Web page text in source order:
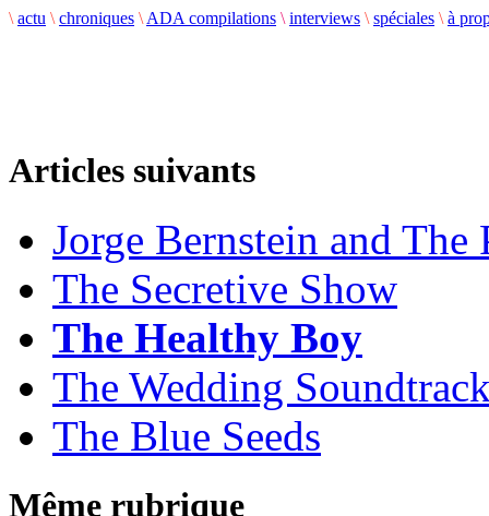
\ actu \ chroniques \ ADA compilations \ interviews \ spéciales \ à
Articles suivants
Jorge Bernstein and
The Secretive Show
The Healthy Boy
The Wedding
The Blue Seeds
Même rubrique